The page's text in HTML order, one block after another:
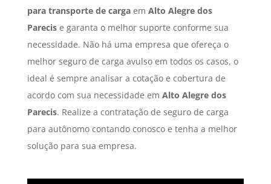
para transporte de cargaem Alto Alegre dos
Parecise garanta o melhor suporte conforme sua
necessidade. Não há uma empresa que ofereça o
melhor seguro de carga avulso em todos os casos, o
ideal é sempre analisar a cotação e cobertura de
acordo com sua necessidade em Alto Alegre dos
Parecis. Realize a contratação de seguro de carga
para autônomo contando conosco e tenha a melhor
solução para sua empresa.